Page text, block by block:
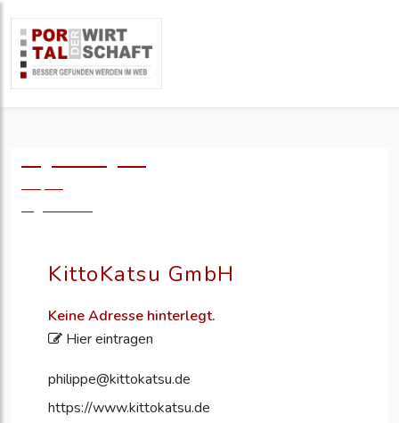
KittoKatsu GmbH
Keine Adresse hinterlegt.
Hier eintragen
philippe@kittokatsu.de
https://www.kittokatsu.de